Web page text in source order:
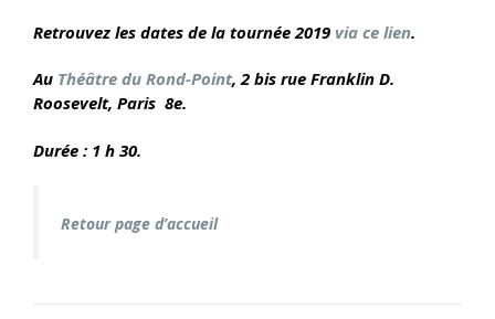
Retrouvez les dates de la tournée 2019 via ce lien.
Au Théâtre du Rond-Point, 2 bis rue Franklin D.
Roosevelt, Paris 8e.
Durée : 1 h 30.
Retour page d’accueil